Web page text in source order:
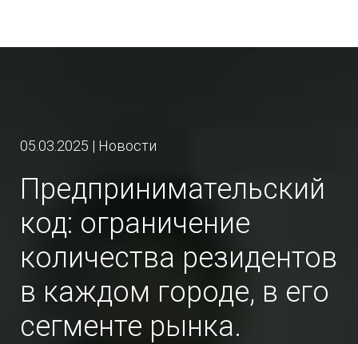
05.03.2025 | Новости
Предпринимательский
код: ограничение
количества резидентов
в каждом городе, в его
сегменте рынка.